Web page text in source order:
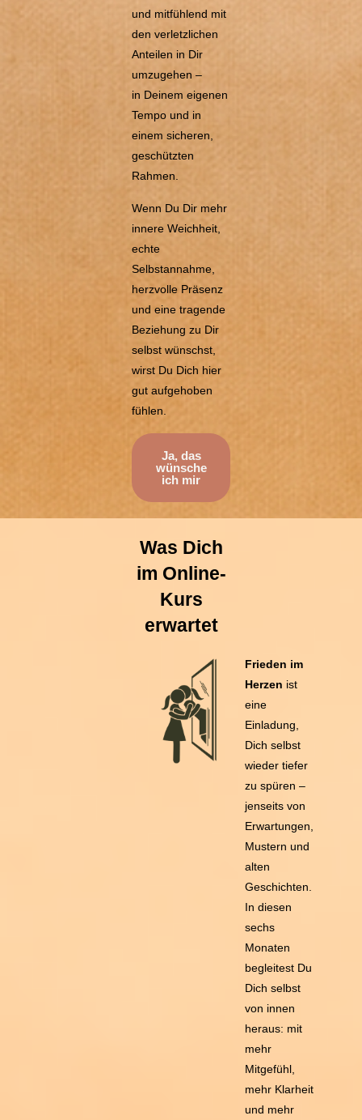
und mitfühlend mit
den verletzlichen
Anteilen in Dir
umzugehen –
in Deinem eigenen
Tempo und in
einem sicheren,
geschützten
Rahmen.
Wenn Du Dir mehr
innere Weichheit,
echte
Selbstannahme,
herzvolle Präsenz
und eine tragende
Beziehung zu Dir
selbst wünschst,
wirst Du Dich hier
gut aufgehoben
fühlen.
Ja, das
wünsche
ich mir
Was Dich
im Online-
Kurs
erwartet
Frieden im
Herzen ist
eine
Einladung,
Dich selbst
wieder tiefer
zu spüren –
jenseits von
Erwartungen,
Mustern und
alten
Geschichten.
In diesen
sechs
Monaten
begleitest Du
Dich selbst
von innen
heraus: mit
mehr
Mitgefühl,
mehr Klarheit
und mehr